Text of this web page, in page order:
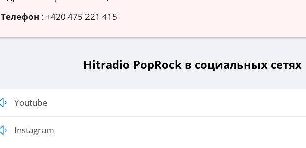
Телефон :+420 475 221 415
Hitradio PopRock в социальных сетях
Youtube
Instagram